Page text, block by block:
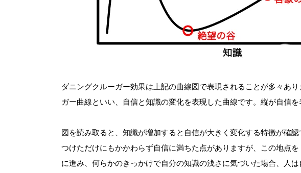
ダニングクルーガー効果は上記の曲線図で表現されることが多々あ
ガー曲線といい、自信と知識の変化を表現した曲線です。縦が自信を
図を読み取ると、知識が増加すると自信が大きく変化する特徴が確
つけただけにもかかわらず自信に満ちた点がありますが、この地点
に進み、何らかのきっかけで自分の知識の浅さに気づいた場合、人